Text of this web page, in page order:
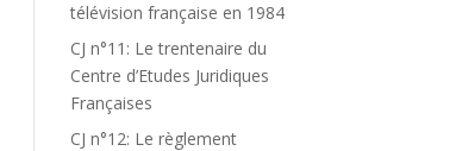
télévision française en 1984
CJ n°11: Le trentenaire du
Centre d’Etudes Juridiques
Françaises
CJ n°12: Le règlement